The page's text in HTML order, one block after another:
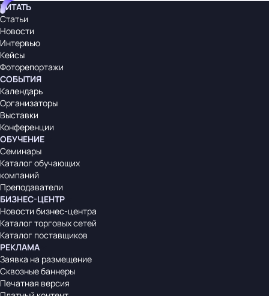
ЧИТАТЬ
Статьи
Новости
Интервью
Кейсы
Фоторепортажи
СОБЫТИЯ
Календарь
Организаторы
Выставки
Конференции
ОБУЧЕНИЕ
Семинары
Каталог обучающих
компаний
Преподаватели
БИЗНЕС-ЦЕНТР
Новости бизнес-центра
Каталог торговых сетей
Каталог поставщиков
РЕКЛАМА
Заявка на размещение
Сквозные баннеры
Печатная версия